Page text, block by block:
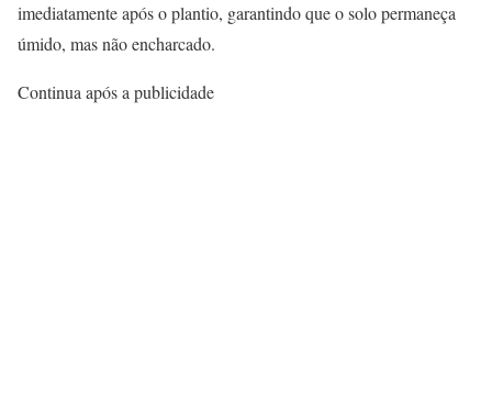
imediatamente após o plantio, garantindo que o solo permaneça
úmido, mas não encharcado.
Continua após a publicidade